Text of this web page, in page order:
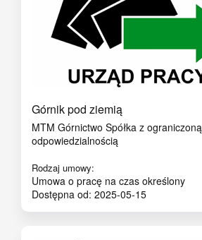
Górnik pod ziemią
MTM Górnictwo Spółka z ograniczoną
odpowiedzialnością
Rodzaj umowy:
Umowa o pracę na czas określony
Dostępna od: 2025-05-15